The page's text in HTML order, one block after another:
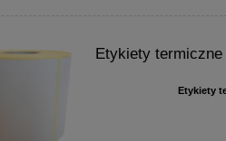
Etykiety
Etykiety